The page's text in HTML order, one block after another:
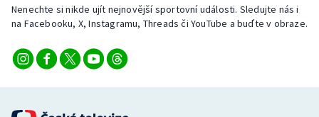
Nenechte si nikde ujít nejnovější sportovní události. Sledujte nás i
na Facebooku, X, Instagramu, Threads či YouTube a buďte v obraze.